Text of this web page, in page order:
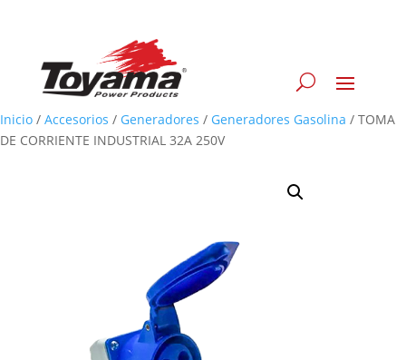
Inicio / Accesorios / Generadores / Generadores Gasolina / TOMA
DE CORRIENTE INDUSTRIAL 32A 250V